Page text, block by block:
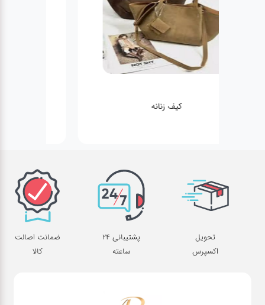
تحویل
اکسپرس
پشتیبانی 24
ساعته
ضمانت اصالت
کالا